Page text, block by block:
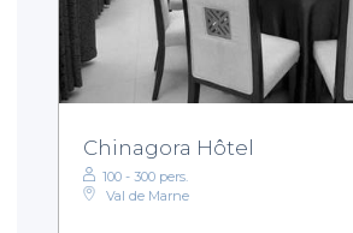
Chinagora Hôtel
100 - 300 pers.
Val de Marne